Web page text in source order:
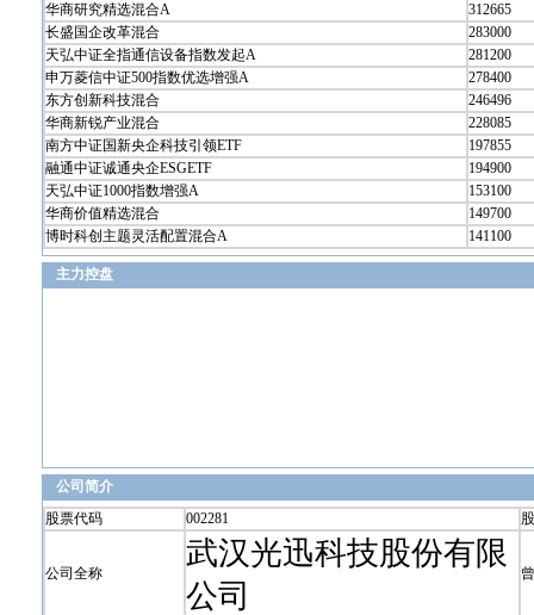
华商研究精选混合A
312665
长盛国企改革混合
283000
天弘中证全指通信设备指数发起A
281200
申万菱信中证500指数优选增强A
278400
东方创新科技混合
246496
华商新锐产业混合
228085
南方中证国新央企科技引领ETF
197855
融通中证诚通央企ESGETF
194900
天弘中证1000指数增强A
153100
华商价值精选混合
149700
博时科创主题灵活配置混合A
141100
主力控盘
公司简介
股票代码
002281
公司全称
武汉光迅科技股份有限
公司